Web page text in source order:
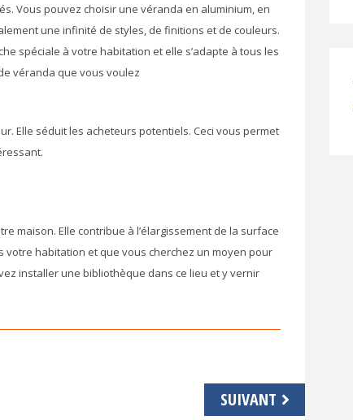
Vous pouvez choisir une véranda en aluminium, en
une infinité de styles, de finitions et de couleurs.
spéciale à votre habitation et elle s’adapte à tous les
véranda que vous voulez
Elle séduit les acheteurs potentiels. Ceci vous permet
maison. Elle contribue à l’élargissement de la surface
habitation et que vous cherchez un moyen pour
installer une bibliothèque dans ce lieu et y vernir
SUIVANT